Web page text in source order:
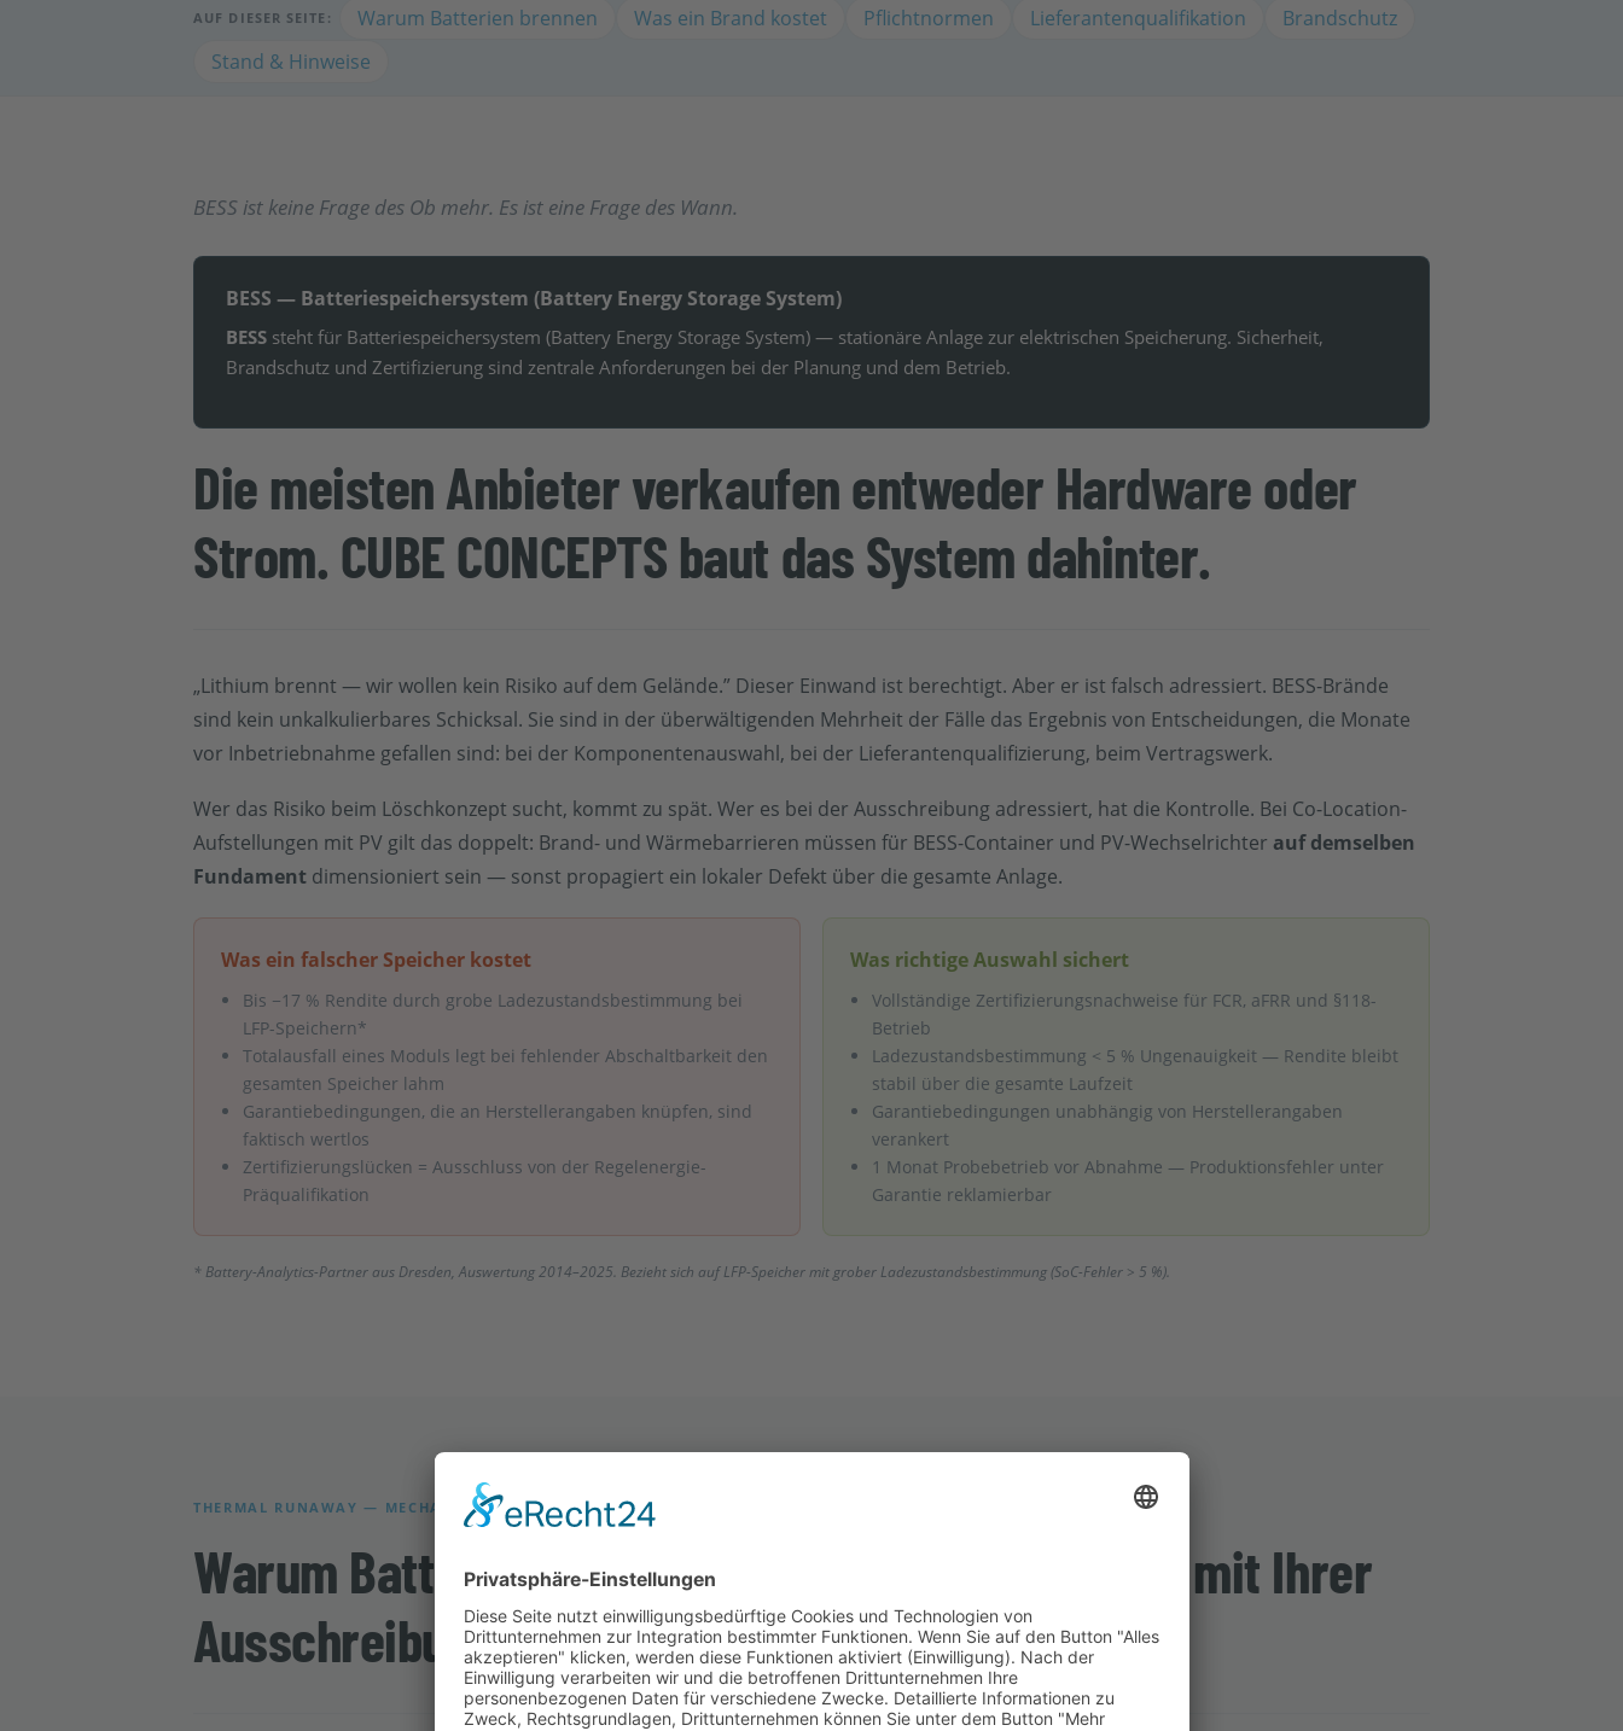
AUF DIESER SEITE: Warum Batterien brennen Was ein Brand kostet Pflichtnormen Lieferantenqualifikation
Brandschutz
Stand & Hinweise
BESS ist keine Frage des Ob mehr. Es ist eine Frage des Wann.
BESS — Batteriespeichersystem (Battery Energy Storage System)
BESS steht für Batteriespeichersystem (Battery Energy Storage System) — stationäre Anlage zur elektrischen Speicherung. Sicherheit,
Brandschutz und Zertifizierung sind zentrale Anforderungen bei der Planung und dem Betrieb.
Die meisten Anbieter verkaufen entweder Hardware oder
Strom. CUBE CONCEPTS baut das System dahinter.
„Lithium brennt — wir wollen kein Risiko auf dem Gelände.” Dieser Einwand ist berechtigt. Aber er ist falsch adressiert. BESS-Brände
sind kein unkalkulierbares Schicksal. Sie sind in der überwältigenden Mehrheit der Fälle das Ergebnis von Entscheidungen, die Monate
vor Inbetriebnahme gefallen sind: bei der Komponentenauswahl, bei der Lieferantenqualifizierung, beim Vertragswerk.
Wer das Risiko beim Löschkonzept sucht, kommt zu spät. Wer es bei der Ausschreibung adressiert, hat die Kontrolle. Bei Co-Location-
Aufstellungen mit PV gilt das doppelt: Brand- und Wärmebarrieren müssen für BESS-Container und PV-Wechselrichter auf demselben
Fundament dimensioniert sein — sonst propagiert ein lokaler Defekt über die gesamte Anlage.
Was ein falscher Speicher kostet
Bis −17 % Rendite durch grobe Ladezustandsbestimmung bei
LFP-Speichern*
Totalausfall eines Moduls legt bei fehlender Abschaltbarkeit den
gesamten Speicher lahm
Garantiebedingungen, die an Herstellerangaben knüpfen, sind
faktisch wertlos
Zertifizierungslücken = Ausschluss von der Regelenergie-
Präqualifikation
Was richtige Auswahl sichert
Vollständige Zertifizierungsnachweise für FCR, aFRR und §118-
Betrieb
Ladezustandsbestimmung < 5 % Ungenauigkeit — Rendite bleibt
stabil über die gesamte Laufzeit
Garantiebedingungen unabhängig von Herstellerangaben
verankert
1 Monat Probebetrieb vor Abnahme — Produktionsfehler unter
Garantie reklamierbar
* Battery-Analytics-Partner aus Dresden, Auswertung 2014–2025. Bezieht sich auf LFP-Speicher mit grober Ladezustandsbestimmung (SoC-Fehler > 5 %).
THERMAL RUNAWAY — MECHANISMUS & URSACHEN
Warum Batteriespeicher brennen — und was das mit Ihrer
Ausschreibung zu tun hat